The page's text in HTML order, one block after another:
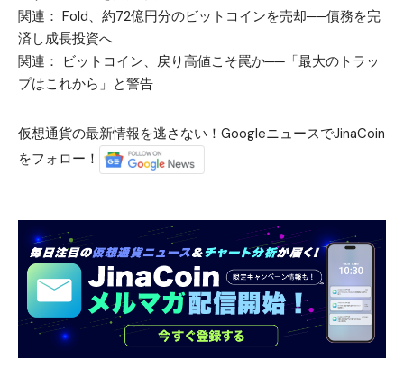
関連： Fold、約72億円分のビットコインを売却──債務を完
済し成長投資へ
関連： ビットコイン、戻り高値こそ罠か──「最大のトラッ
プはこれから」と警告
仮想通貨の最新情報を逃さない！GoogleニュースでJinaCoin
をフォロー！